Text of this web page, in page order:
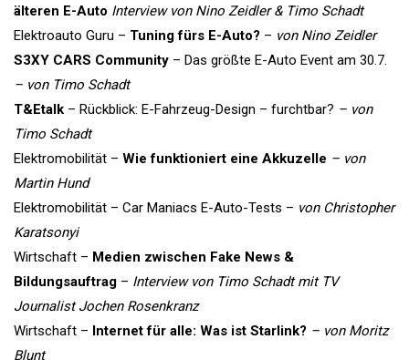
älteren E-Auto Interview von Nino Zeidler & Timo Schadt
Elektroauto Guru – Tuning fürs E-Auto? – von Nino Zeidler
S3XY CARS Community – Das größte E-Auto Event am 30.7.
– von Timo Schadt
T&Etalk – Rückblick: E-Fahrzeug-Design – furchtbar? – von
Timo Schadt
Elektromobilität – Wie funktioniert eine Akkuzelle – von
Martin Hund
Elektromobilität – Car Maniacs E-Auto-Tests – von Christopher
Karatsonyi
Wirtschaft – Medien zwischen Fake News &
Bildungsauftrag – Interview von Timo Schadt mit TV
Journalist Jochen Rosenkranz
Wirtschaft – Internet für alle: Was ist Starlink? – von Moritz
Blunt